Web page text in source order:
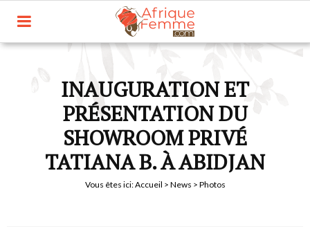
INAUGURATION ET
PRÉSENTATION DU
SHOWROOM PRIVÉ
TATIANA B. À ABIDJAN
Vous êtes ici:Accueil > News > Photos